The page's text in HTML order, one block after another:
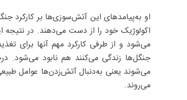
او به‌پیامدهای این آتش‌سوزی‌ها بر کارکرد
اکولوژیک خود را از دست می‌دهند. در
می‌شود و از طرفی کارکرد مهم آنها برای
جنگل‌ها زندگی می‌کنند هم نابود می‌شود.
می‌شوند یعنی به‌دنبال آتش‌زدن‌ها عوامل
می‌روند.